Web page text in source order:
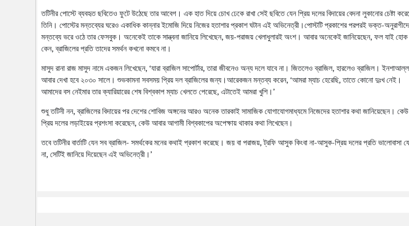
তটিনীর পোস্টে ব্যবহৃত ছবিতেও ফুটে উঠেছে তার আবেগ। এক হাত দিয়ে চোখ ঢেকে রাখা সেই ছবিতে যেন প্রিয় দলের বিদায়ের বেদনা লুকানোর চেষ্টা
তিনি। পোস্টের মন্তব্যের ঘরেও একাধিক কান্নার ইমোজি দিয়ে নিজের হতাশার প্রকাশ ঘটান এই অভিনেত্রী।পোস্টটি প্রকাশের পরপরই ভক্ত-
মন্তব্যে ভরে ওঠে তার ফেসবুক। অনেকেই তাকে সান্ত্বনা জানিয়ে লিখেছেন, জয়-পরাজয় খেলাধুলারই অংশ। আবার অনেকেই জানিয়েছেন, ফল যাই হোক
কেন, ব্রাজিলের প্রতি তাদের সমর্থন কখনো কমবে না।
মাসুদ রানা রাজ মাসুদ নামে একজন লিখেছেন, ‘যারা ব্রাজিল সাপোর্টার, তারা জীবনেও অন্য দলে যাবে না। জিতলেও ব্রাজিল, হারলেও ব্রাজিল।
আবার দেখা হবে ২০৩০ সালে। শুভকামনা সবসময় প্রিয় দল ব্রাজিলের জন্য।আরেকজন মন্তব্য করেন, ‘আমরা ম্যাচ হেরেছি, তাতে কোনো দুঃখ নেই।
আমাদের বস নেইমার তার ক্যারিয়ারের শেষ বিশ্বকাপ ম্যাচ খেলতে পেরেছে, এটাতেই আমরা খুশি।’
শুধু তটিনী নন, ব্রাজিলের বিদায়ের পর দেশের শোবিজ অঙ্গনের আরও অনেক তারকাই সামাজিক যোগাযোগমাধ্যমে নিজেদের হতাশার কথা জানিয়েছেন। কেউ
প্রিয় দলের লড়াইয়ের প্রশংসা করেছেন, কেউ আবার আগামী বিশ্বকাপের অপেক্ষায় থাকার কথা লিখেছেন।
তবে তটিনীর বার্তাটি যেন সব ব্রাজিল- সমর্থকের মনের কথাই প্রকাশ করেছে। জয় বা পরাজয়, ট্রফি আসুক কিংবা না-আসুক-প্রিয় দলের প্রতি ভালোবাসা
না, সেটিই জানিয়ে দিয়েছেন এই অভিনেত্রী।’